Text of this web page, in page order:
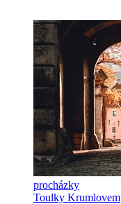
procházky
Toulky Krumlovem